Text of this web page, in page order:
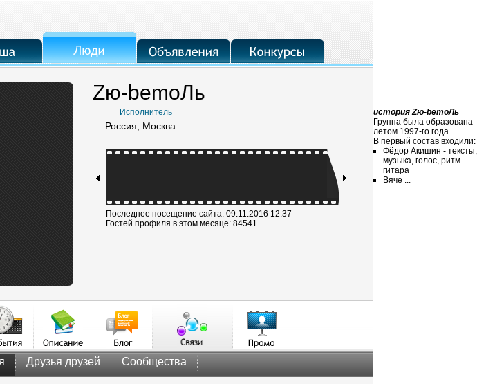
Zю-bemoЛь
Исполнитель
Россия, Москва
история Zю-bemoЛь
Группа была образована
летом 1997-го года.
В первый состав входили:
Фёдор Акишин - тексты,
музыка, голос, ритм-
гитара
Вяче ...
Последнее посещение сайта: 09.11.2016 12:37
Гостей профиля в этом месяце: 84541
Друзья друзей Сообщества